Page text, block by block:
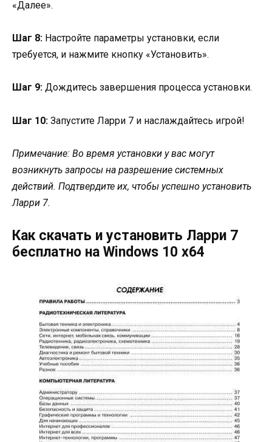
«Далее».
Шаг 8: Настройте параметры установки, если
требуется, и нажмите кнопку «Установить».
Шаг 9: Дождитесь завершения процесса установки.
Шаг 10: Запустите Ларри 7 и наслаждайтесь игрой!
Примечание: Во время установки у вас могут
возникнуть запросы на разрешение системных
действий. Подтвердите их, чтобы успешно установить
Ларри 7.
Как скачать и установить Ларри 7
бесплатно на Windows 10 x64